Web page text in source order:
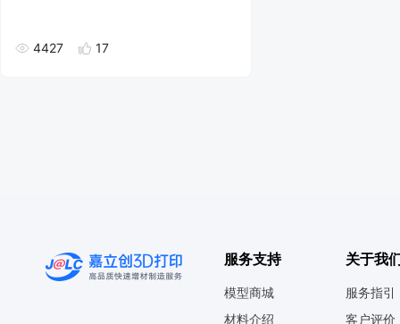
4427 17
服务支持
模型商城
材料介绍
关于我
服务指引
客户评价